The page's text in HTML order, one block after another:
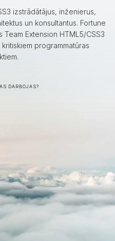
izstrādātājus, inženierus,
un konsultantus. Fortune
Extension HTML5/CSS3
programmatūras
DARBOJAS?